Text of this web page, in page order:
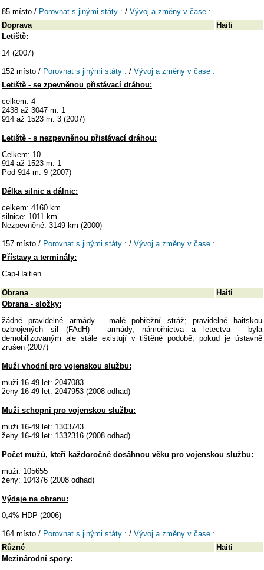
85 místo / Porovnat s jinými státy : / Vývoj a změny v čase :
Doprava
Haiti
Letiště:
14 (2007)
152 místo / Porovnat s jinými státy : / Vývoj a změny v čase :
Letiště - se zpevněnou přistávací dráhou:
celkem: 4
2438 až 3047 m: 1
914 až 1523 m: 3 (2007)
Letiště - s nezpevněnou přistávací dráhou:
Celkem: 10
914 až 1523 m: 1
Pod 914 m: 9 (2007)
Délka silnic a dálnic:
celkem: 4160 km
silnice: 1011 km
Nezpevněné: 3149 km (2000)
157 místo / Porovnat s jinými státy : / Vývoj a změny v čase :
Přístavy a terminály:
Cap-Haitien
Obrana
Haiti
Obrana - složky:
žádné pravidelné armády - malé pobřežní stráž; pravidelné haitskou
ozbrojených sil (FAdH) - armády, námořnictva a letectva - byla
demobilizovaným ale stále existují v tištěné podobě, pokud je ústavně
zrušen (2007)
Muži vhodní pro vojenskou službu:
muži 16-49 let: 2047083
ženy 16-49 let: 2047953 (2008 odhad)
Muži schopni pro vojenskou službu:
muži 16-49 let: 1303743
ženy 16-49 let: 1332316 (2008 odhad)
Počet mužů, kteří každoročně dosáhnou věku pro vojenskou službu:
muži: 105655
ženy: 104376 (2008 odhad)
Výdaje na obranu:
0,4% HDP (2006)
164 místo / Porovnat s jinými státy : / Vývoj a změny v čase :
Různé
Haiti
Mezinárodní spory: